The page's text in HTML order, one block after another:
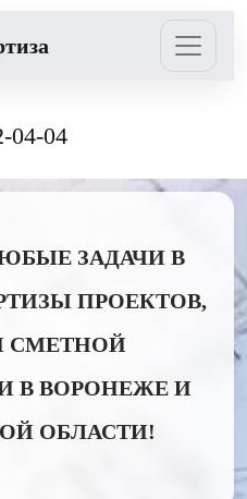
04-04
ЗАДАЧИ В
ПРОЕКТОВ,
СМЕТНОЙ
В ВОРОНЕЖЕ И
ОБЛАСТИ!